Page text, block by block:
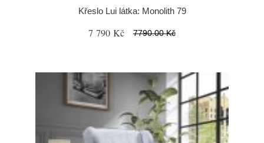
Křeslo Lui látka: Monolith 79
7 790 Kč 7790.00 Kč